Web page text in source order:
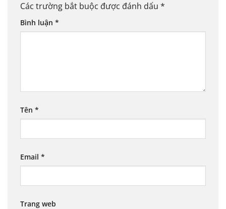
Các trường bắt buộc được đánh dấu *
Bình luận *
Tên *
Email *
Trang web